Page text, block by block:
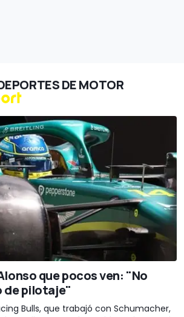
DE MOTOR
que pocos ven: "No
de pilotaje"
Bulls, que trabajó con Schumacher,